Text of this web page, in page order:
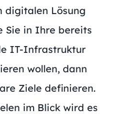
digitalen Lösung
Sie in Ihre bereits
IT-Infrastruktur
wollen, dann
Ziele definieren.
im Blick wird es